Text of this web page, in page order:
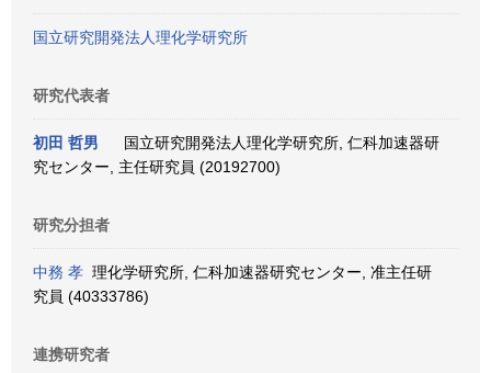
国立研究開発法人理化学研究所
研究代表者
初田 哲男
国立研究開発法人理化学研究所, 仁科加速器研
究センター, 主任研究員 (20192700)
研究分担者
中務 孝 理化学研究所, 仁科加速器研究センター, 准主任研
究員 (40333786)
連携研究者